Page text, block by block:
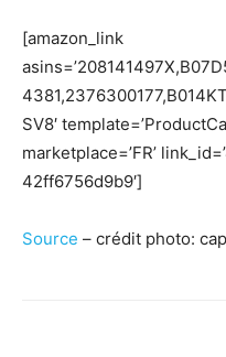
[amazon_link
SV8′
marketplace=’FR’
42ff6756d9b9′]
Source – crédit photo: